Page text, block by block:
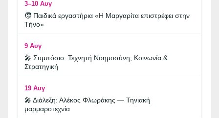
3–10 Αυγ
🧒 Παιδικά εργαστήρια «Η Μαργαρίτα επιστρέφει στην
Τήνο»
9 Αυγ
🎤 Συμπόσιο: Τεχνητή Νοημοσύνη, Κοινωνία &
Στρατηγική
19 Αυγ
🎤 Διάλεξη: Αλέκος Φλωράκης — Τηνιακή
μαρμαροτεχνία